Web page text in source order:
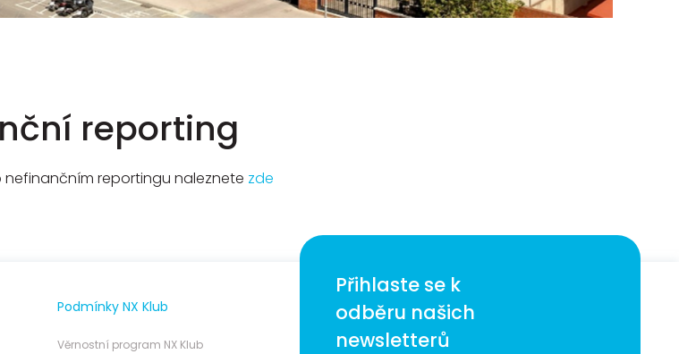
reporting
reportingu naleznete zde
Podmínky NX Klub
Věrnostní program NX Klub
Přihlaste se k
odběru našich
newsletterů